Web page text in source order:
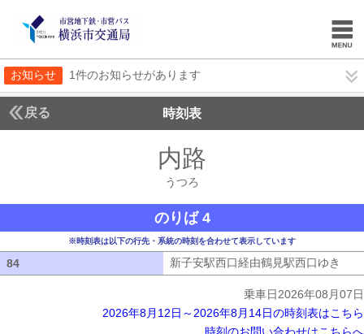
お知らせ 1件のお知らせがあります
戻る 時刻表
内路
うつろ
のりば 4
※時刻表は以下の行先・系統の時刻を合わせて表示しています
84 新子安駅西口経由鶴見駅西口ゆき
乗車日2026年08月07日
2026年8月12日～2026年8月14日の時刻表はこちら